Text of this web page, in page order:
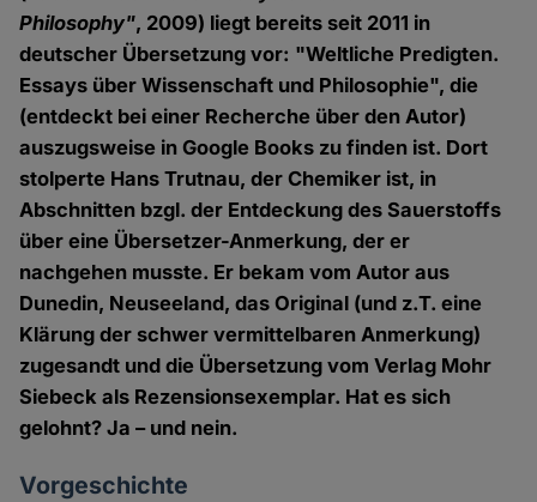
Philosophy", 2009) liegt bereits seit 2011 in
deutscher Übersetzung vor: "Weltliche Predigten.
Essays über Wissenschaft und Philosophie", die
(entdeckt bei einer Recherche über den Autor)
auszugsweise in Google Books zu finden ist. Dort
stolperte Hans Trutnau, der Chemiker ist, in
Abschnitten bzgl. der Entdeckung des Sauerstoffs
über eine Übersetzer-Anmerkung, der er
nachgehen musste. Er bekam vom Autor aus
Dunedin, Neuseeland, das Original (und z.T. eine
Klärung der schwer vermittelbaren Anmerkung)
zugesandt und die Übersetzung vom Verlag Mohr
Siebeck als Rezensionsexemplar. Hat es sich
gelohnt? Ja – und nein.
Vorgeschichte